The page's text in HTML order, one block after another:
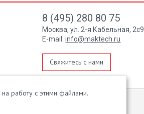
8 (495) 280 80 75
Москва, ул. 2-я Кабельная, 2с9
E-mail:info@maktech.ru
Свяжитесь с нами
на работу с этими файлами.